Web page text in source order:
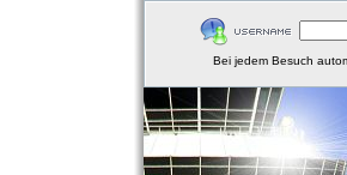
Bei jedem Besuch